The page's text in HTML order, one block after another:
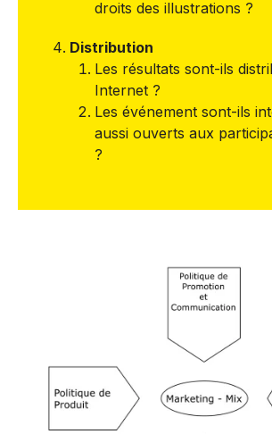
droits des illustrations ?
Distribution
Les résultats sont-ils
Internet ?
Les événement sont-ils
aussi ouverts aux
?